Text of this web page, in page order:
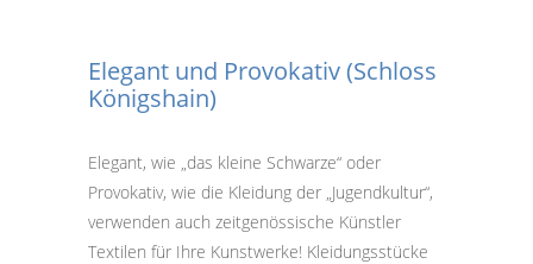
Elegant und Provokativ (Schloss
Königshain)
Elegant, wie „das kleine Schwarze“ oder
Provokativ, wie die Kleidung der „Jugendkultur“,
verwenden auch zeitgenössische Künstler
Textilen für Ihre Kunstwerke! Kleidungsstücke